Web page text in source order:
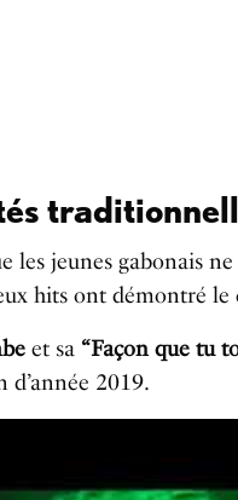
les jeunes gabonais
hits ont démontré le
et sa “Façon que tu
2019.